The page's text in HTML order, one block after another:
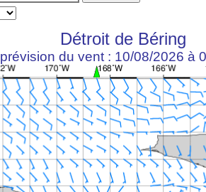
Détroit de Béring
prévision du vent : 10/08/2026 à